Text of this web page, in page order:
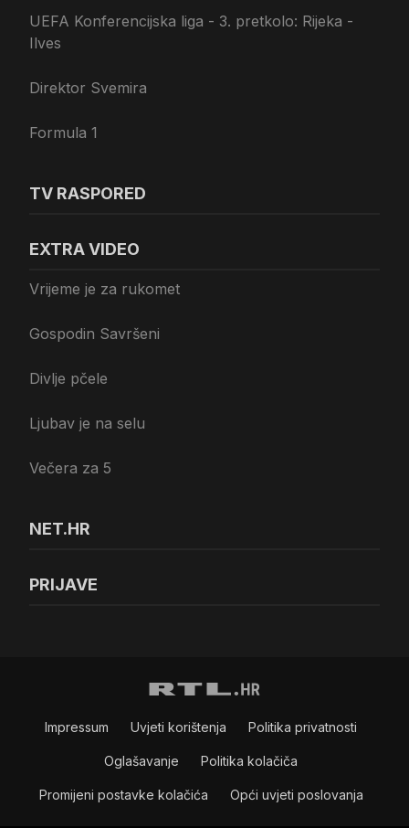
UEFA Konferencijska liga - 3. pretkolo: Rijeka -
Ilves
Direktor Svemira
Formula 1
TV RASPORED
EXTRA VIDEO
Vrijeme je za rukomet
Gospodin Savršeni
Divlje pčele
Ljubav je na selu
Večera za 5
NET.HR
PRIJAVE
Impressum Uvjeti korištenja Politika privatnosti
Oglašavanje Politika kolačiča
Promijeni postavke kolačića Opći uvjeti poslovanja